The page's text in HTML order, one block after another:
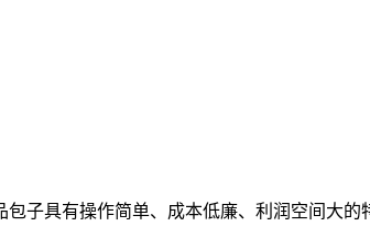
子具有操作简单、成本低廉、利润空间大